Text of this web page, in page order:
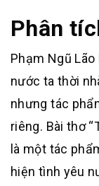
Phân
Phạm Ngũ
nước ta thời
nhưng tác
riêng. Bài thơ
là một tác
hiện tình yêu